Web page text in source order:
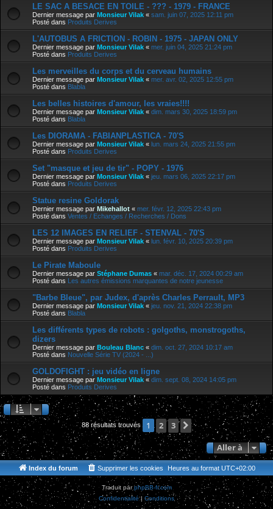
LE SAC A BESACE EN TOILE - ??? - 1979 - FRANCE
Dernier message par Monsieur Vilak « sam. juin 07, 2025 12:11 pm
Posté dans Produits Derives
L'AUTOBUS A FRICTION - ROBIN - 1975 - JAPAN ONLY
Dernier message par Monsieur Vilak « mer. juin 04, 2025 21:24 pm
Posté dans Produits Derives
Les merveilles du corps et du cerveau humains
Dernier message par Monsieur Vilak « mer. avr. 02, 2025 12:55 pm
Posté dans Blabla
Les belles histoires d'amour, les vraies!!!!
Dernier message par Monsieur Vilak « dim. mars 30, 2025 18:59 pm
Posté dans Blabla
Les DIORAMA - FABIANPLASTICA - 70'S
Dernier message par Monsieur Vilak « lun. mars 24, 2025 21:55 pm
Posté dans Produits Derives
Set "masque et jeu de tir" - POPY - 1976
Dernier message par Monsieur Vilak « jeu. mars 06, 2025 22:17 pm
Posté dans Produits Derives
Statue resine Goldorak
Dernier message par Mikehallot « mer. févr. 12, 2025 22:43 pm
Posté dans Ventes / Echanges / Recherches / Dons
LES 12 IMAGES EN RELIEF - STENVAL - 70'S
Dernier message par Monsieur Vilak « lun. févr. 10, 2025 20:39 pm
Posté dans Produits Derives
Le Pirate Maboule
Dernier message par Stéphane Dumas « mar. déc. 17, 2024 00:29 am
Posté dans Les autres émissions marquantes de notre jeunesse
"Barbe Bleue", par Judex, d'après Charles Perrault, MP3
Dernier message par Monsieur Vilak « jeu. nov. 21, 2024 22:38 pm
Posté dans Blabla
Les différents types de robots : golgoths, monstrogoths,
dizers
Dernier message par Bouleau Blanc « dim. oct. 27, 2024 10:17 am
Posté dans Nouvelle Série TV (2024 - ...)
GOLDOFIGHT : jeu vidéo en ligne
Dernier message par Monsieur Vilak « dim. sept. 08, 2024 14:05 pm
Posté dans Produits Derives
88 résultats trouvés 1 2 3
Suivante
Aller à
Index du forum Heures au format UTC+02:00
Supprimer les cookies
Traduit parphpBB-fr.com
Confidentialité| Conditions